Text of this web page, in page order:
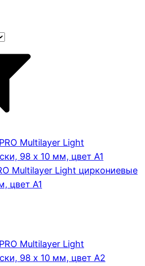
Multilayer Light циркониевые
цвет A1